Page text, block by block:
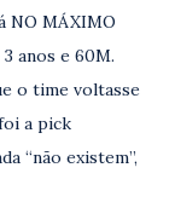
NO MÁXIMO
anos e 60M.
o time voltasse
a pick
“não existem”,